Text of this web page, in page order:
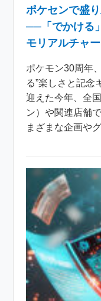
ポケセンで盛
──「でかける
モリアルチャ
ポケモン30周年
る”楽しさと記念
迎えた今年、全
ン）や関連店舗
まざまな企画や